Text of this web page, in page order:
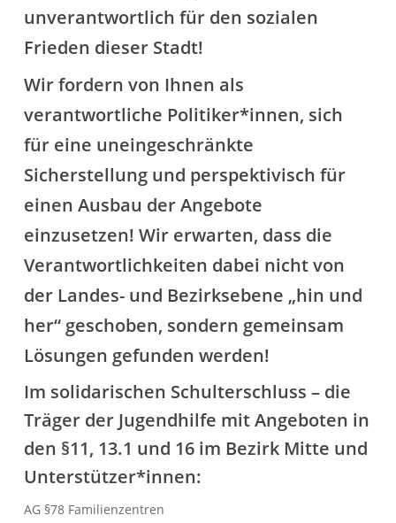
unverantwortlich für den sozialen
Frieden dieser Stadt!
Wir fordern von Ihnen als
verantwortliche Politiker*innen, sich
für eine uneingeschränkte
Sicherstellung und perspektivisch für
einen Ausbau der Angebote
einzusetzen! Wir erwarten, dass die
Verantwortlichkeiten dabei nicht von
der Landes- und Bezirksebene „hin und
her“ geschoben, sondern gemeinsam
Lösungen gefunden werden!
Im solidarischen Schulterschluss – die
Träger der Jugendhilfe mit Angeboten in
den §11, 13.1 und 16 im Bezirk Mitte und
Unterstützer*innen:
AG §78 Familienzentren